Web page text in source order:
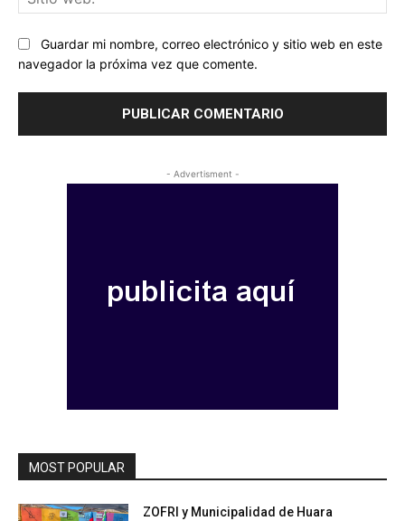
Guardar mi nombre, correo electrónico y sitio web en este
navegador la próxima vez que comente.
- Advertisment -
MOST POPULAR
ZOFRI y Municipalidad de Huara